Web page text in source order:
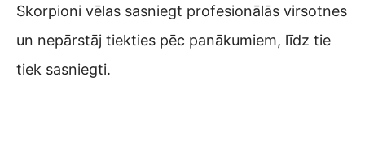
Skorpioni vēlas sasniegt profesionālās virsotnes
un nepārstāj tiekties pēc panākumiem, līdz tie
tiek sasniegti.